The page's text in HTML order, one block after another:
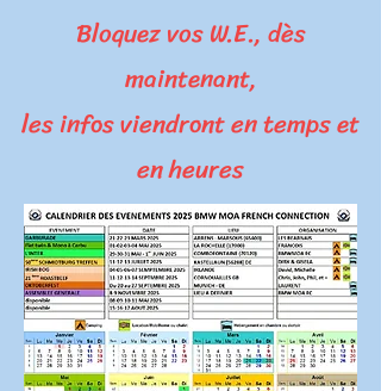
Bloquez vos W.E., dès
maintenant,
les infos viendront en temps et
en heures